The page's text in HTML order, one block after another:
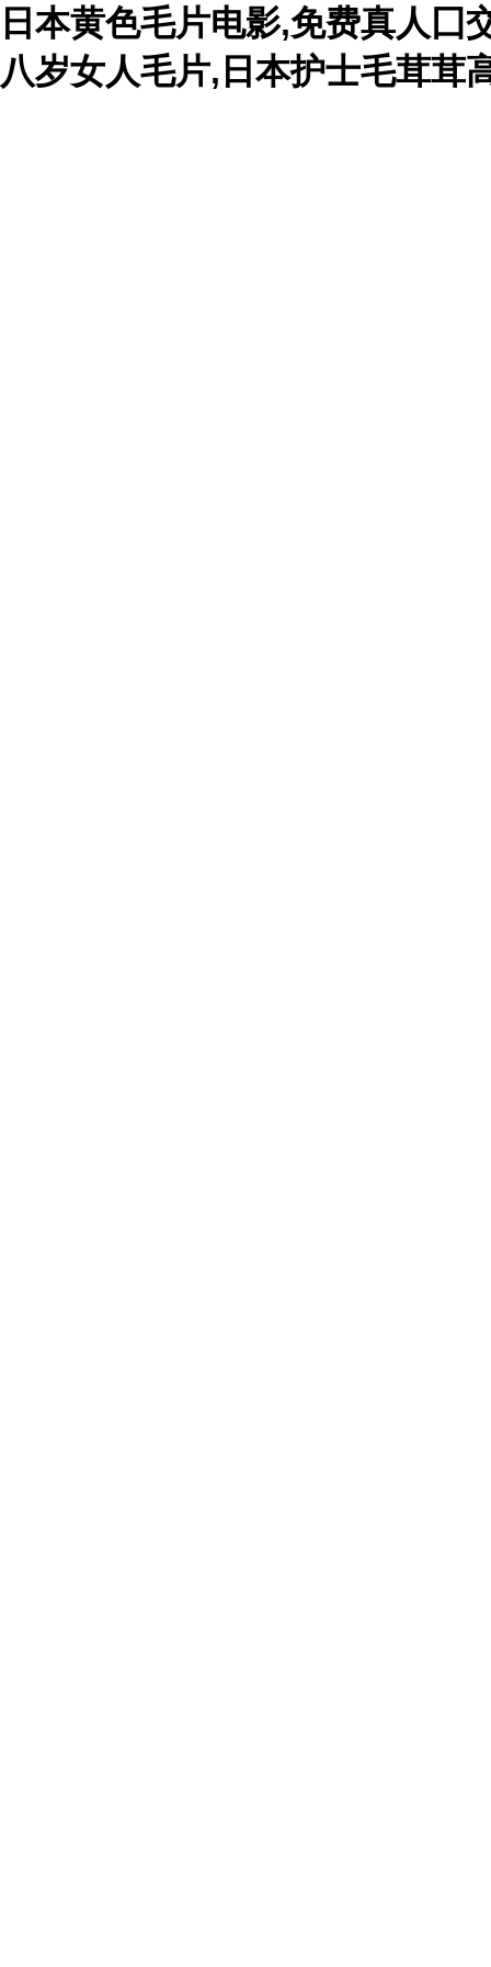
日本黄色毛片电影,免费真人囗
八岁女人毛片,日本护士毛茸茸